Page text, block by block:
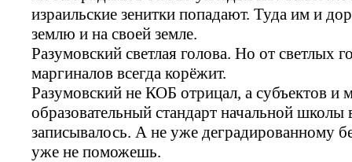
израильские зенитки попадают. Туда им и
землю и на своей земле.
Разумовский светлая голова. Но от светлых
маргиналов всегда корёжит.
Разумовский не КОБ отрицал, а субъектов и
образовательный стандарт начальной
записывалось. А не уже деградированному
уже не поможешь.